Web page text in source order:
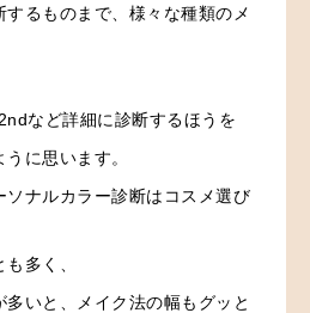
するものまで、様々な種類のメ
など詳細に診断するほうを
に思います。
ソナルカラー診断はコスメ選び
多く、
いと、メイク法の幅もグッと